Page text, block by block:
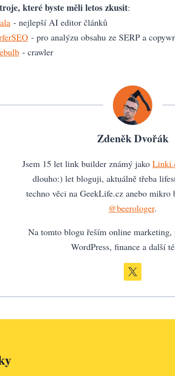
které byste měli letos zkusit:
- nejlepší AI editor článků
- pro analýzu obsahu ze SERP a
- crawler
Zdeněk Dvořák
Jsem 15 let link builder známý jako
dlouho:) let bloguji, aktuálně třeba
techno věci na GeekLife.cz anebo mikro
@beerologer.
Na tomto blogu řeším online marketing,
WordPress, finance a další